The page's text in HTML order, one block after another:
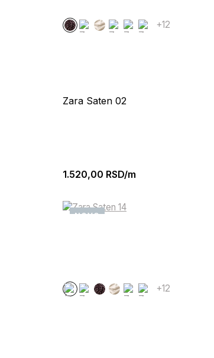
+12
Zara Saten 02
1.520,00 RSD/m
NOVO
+12